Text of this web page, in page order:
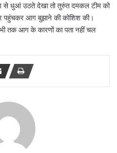
से धुआं उठते देखा तो तुरुंत दमकल टीम को
पहुंचकर आग बुझाने की कोशिश की।
तक आग के कारणों का पता नहीं चल